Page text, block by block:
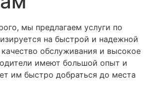
мы предлагаем услуги по
на быстрой и надежной
обслуживания и высокое
имеют большой опыт и
им быстро добраться до места